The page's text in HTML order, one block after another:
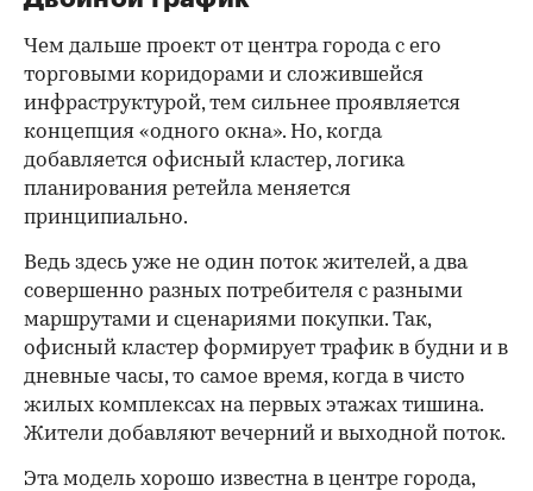
Чем дальше проект от центра города с его
торговыми коридорами и сложившейся
инфраструктурой, тем сильнее проявляется
концепция «одного окна». Но, когда
добавляется офисный кластер, логика
планирования ретейла меняется
принципиально.
Ведь здесь уже не один поток жителей, а два
совершенно разных потребителя с разными
маршрутами и сценариями покупки. Так,
офисный кластер формирует трафик в будни и в
дневные часы, то самое время, когда в чисто
жилых комплексах на первых этажах тишина.
Жители добавляют вечерний и выходной поток.
Эта модель хорошо известна в центре города,